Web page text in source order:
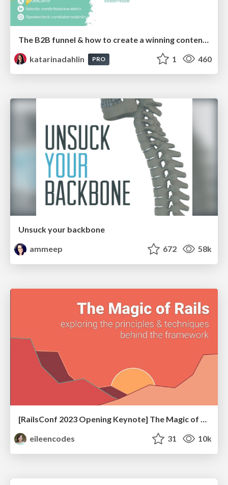
katarinadahlin
PRO 1 460
Unsuck your backbone
ammeep
672 58k
[RailsConf 2023 Opening Keynote] The Magic of Rails
eileencodes
31 10k